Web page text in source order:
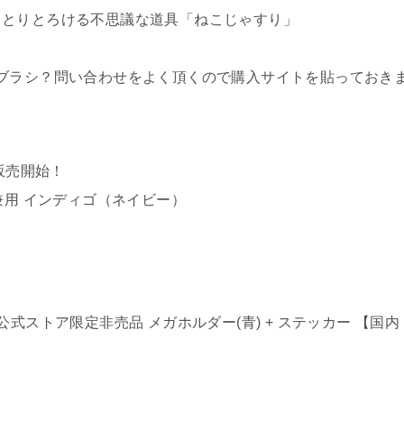
りとろける不思議な道具「ねこじゃすり」
ラシ？問い合わせをよく頂くので購入サイトを貼っておき
開始！
インディゴ（ネイビー）
式ストア限定非売品 メガホルダー(青) + ステッカー 【国内